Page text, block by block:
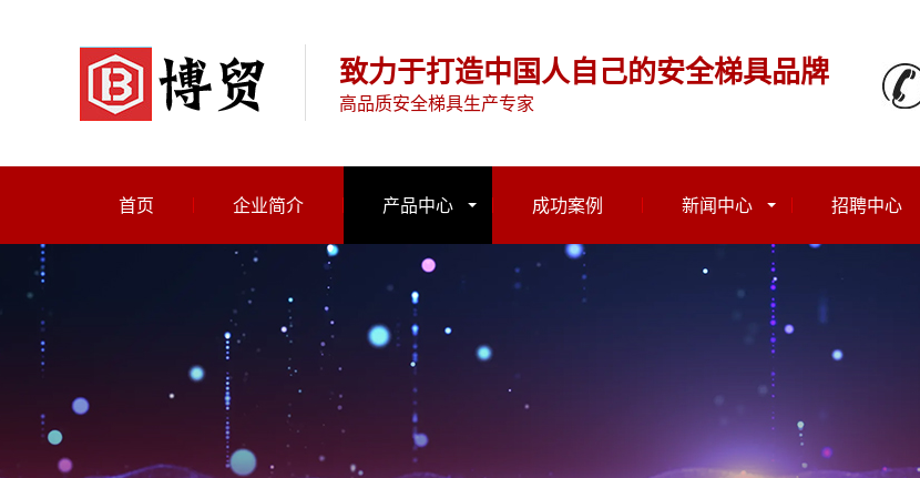
致力于打造中国人自己的安全梯具品牌
高品质安全梯具生产专家
首页 企业简介 产品中心 成功案例 新闻中心 招聘中心